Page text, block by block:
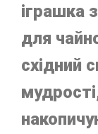
іграшка
для
східний